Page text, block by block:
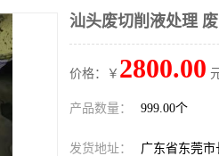
汕头废切削液处理
价格：￥ 2800.00
产品数量： 999.00个
发货地址： 广东省东莞市